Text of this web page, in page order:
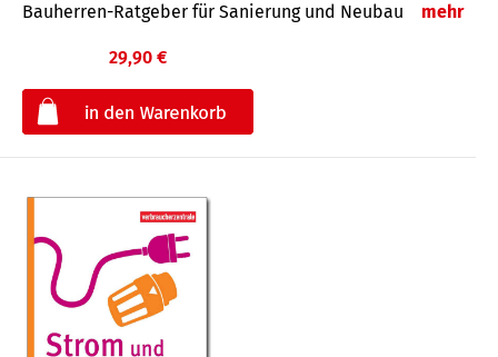
Bauherren-Ratgeber für Sanierung und Neubau mehr
29,90 €